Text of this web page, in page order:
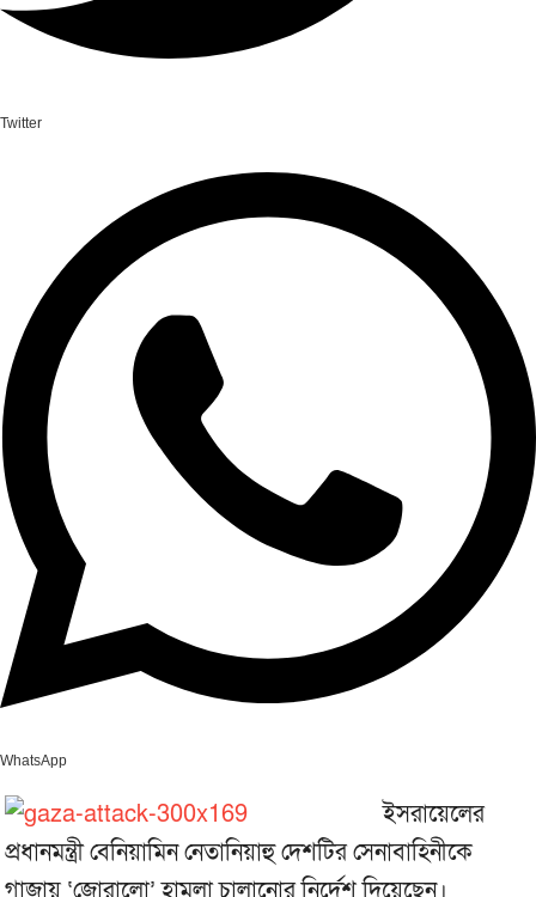
Twitter
WhatsApp
ইসরায়েলের
প্রধানমন্ত্রী বেনিয়ামিন নেতানিয়াহু দেশটির সেনাবাহিনীকে